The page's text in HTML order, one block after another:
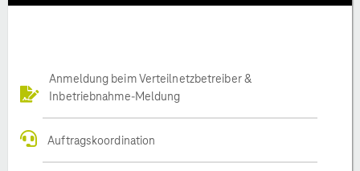
Anmeldung beim Verteilnetzbetreiber &
Inbetriebnahme-Meldung
Auftragskoordination